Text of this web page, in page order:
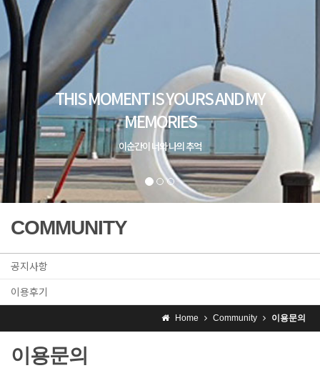
COMMUNITY
공지사항
이용후기
Home Community 이용문의
이용문의